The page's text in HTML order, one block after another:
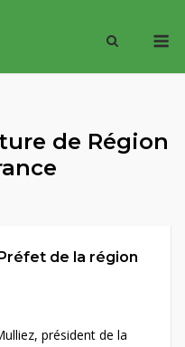
de Région
de la région
président de la